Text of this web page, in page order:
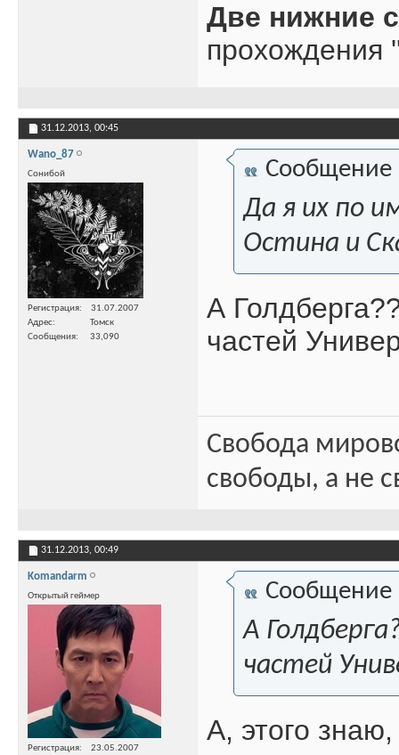
Две нижние
прохождения
31.12.2013, 00:45
Wano_87
Сонибой
Регистрация
31.07.2007
Адрес
Томск
Сообщения
33,090
Сообщение
Да я их по
Остина и
А
частей
Свобода
свободы, а не
31.12.2013, 00:49
Komandarm
Открытый геймер
Регистрация
23.05.2007
Сообщение
А
частей
А, этого